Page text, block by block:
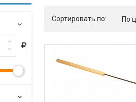
Сортировать по: По